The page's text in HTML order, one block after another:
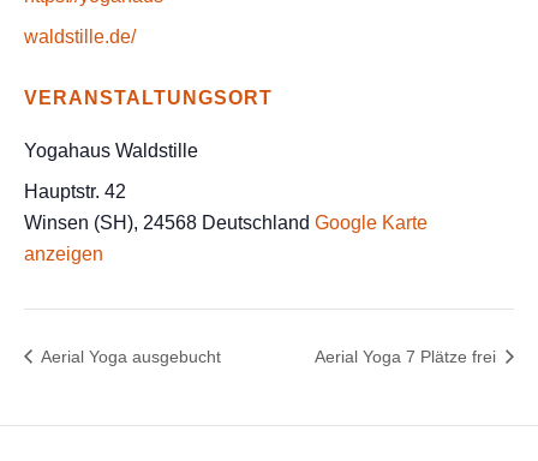
waldstille.de/
VERANSTALTUNGSORT
Yogahaus Waldstille
Hauptstr. 42
Winsen (SH), 24568 Deutschland Google Karte
anzeigen
Aerial Yoga ausgebucht Aerial Yoga 7 Plätze frei